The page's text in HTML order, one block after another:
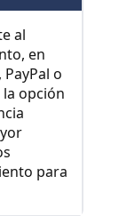
al
en
o
la opción
para